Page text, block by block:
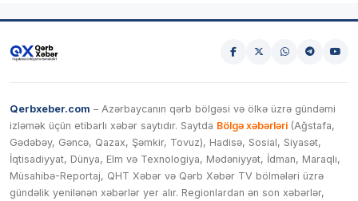
Qerbxeber.com – Azərbaycanın qərb bölgəsi və ölkə üzrə gündəmi
izləmək üçün etibarlı xəbər saytıdır. Saytda Bölgə xəbərləri (Ağstafa,
Gədəbəy, Gəncə, Qazax, Şəmkir, Tovuz), Hadisə, Sosial, Siyasət,
İqtisadiyyat, Dünya, Elm və Texnologiya, Mədəniyyət, İdman, Maraqlı,
Müsahibə-Reportaj, QHT Xəbər və Qərb Xəbər TV bölmələri üzrə
gündəlik yenilənən xəbərlər yer alır. Regionlardan ən son xəbərlər,